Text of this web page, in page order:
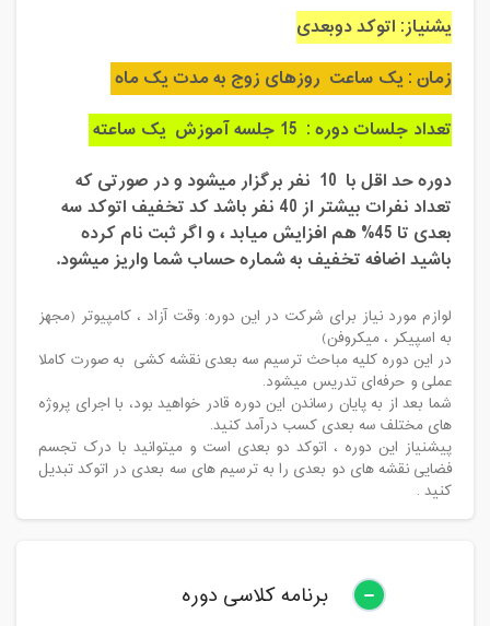
یشنیاز: اتوکد دوبعدی
زمان : یک ساعت روزهای زوج به مدت یک ماه
تعداد جلسات دوره : 15 جلسه آموزش یک ساعته
دوره حد اقل با 10 نفر برگزار میشود و در صورتی که
تعداد نفرات بیشتر از 40 نفر باشد کد تخفیف اتوکد سه‌
بعدی تا 45% هم افزایش میابد ، و اگر ثبت نام کرده
باشید اضافه تخفیف به شماره حساب شما واریز میشود.
لوازم مورد نیاز برای شرکت در این دوره: وقت آزاد ، کامپیوتر (مجهز
به اسپیکر ، میکروفن)
در این دوره کلیه مباحث ترسیم سه بعدی نقشه کشی به صورت کاملا
عملی و حرفه‌ای تدریس میشود.
شما بعد از به پایان رساندن این دوره قادر خواهید بود، با اجرای پروژه
های مختلف سه بعدی کسب درآمد کنید.
پیشنیاز این دوره ، اتوکد دو بعدی است و میتوانید با درک تجسم
فضایی نقشه های دو بعدی را به ترسیم های سه بعدی در اتوکد تبدیل
کنید .
برنامه کلاسی دوره